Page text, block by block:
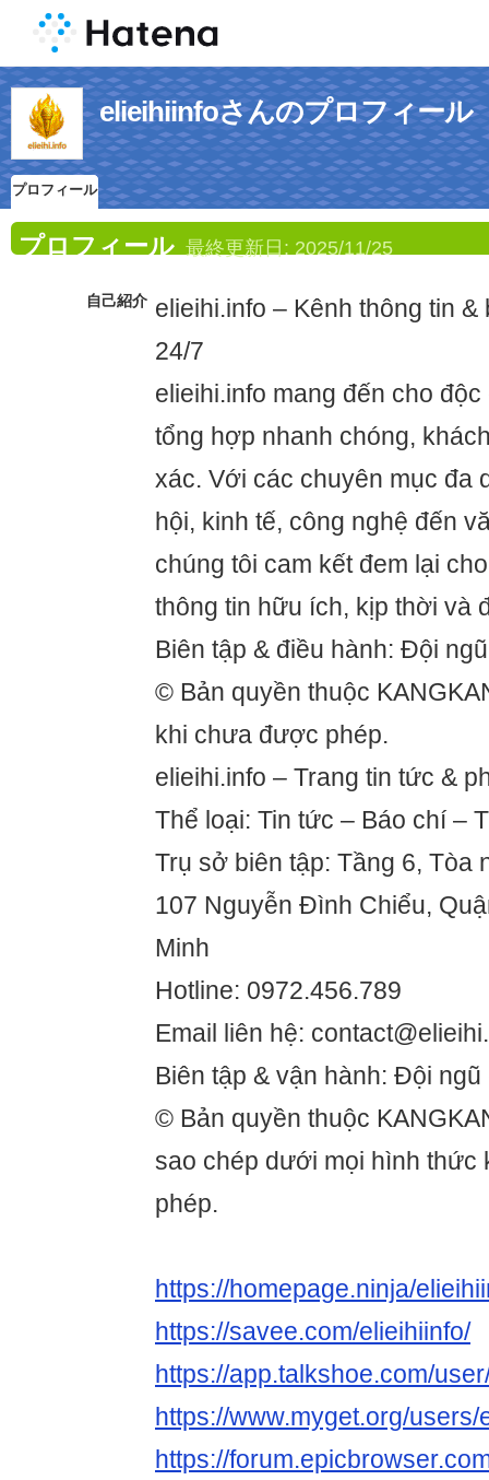
elieihiinfoさんのプロフィール
プロフィール
プロフィール 最終更新日: 2025/11/25
自己紹介 elieihi.info – Kênh thông tin
24/7
elieihi.info mang đến cho
tổng hợp nhanh chóng,
xác. Với các chuyên mục đa
hội, kinh tế, công nghệ đến
chúng tôi cam kết đem lại
thông tin hữu ích, kịp thời và
Biên tập & điều hành: Đội
© Bản quyền thuộc
khi chưa được phép.
elieihi.info – Trang tin tức &
Thể loại: Tin tức – Báo chí –
Trụ sở biên tập: Tầng 6, Tòa
107 Nguyễn Đình Chiểu,
Minh
Hotline: 0972.456.789
Email liên hệ:
Biên tập & vận hành: Đội ngũ
© Bản quyền thuộc
sao chép dưới mọi hình thức
phép.
https://homepage.ninja/
https://savee.com/elieihiinfo/
https://app.talkshoe.com/
https://www.myget.org/users/
https://